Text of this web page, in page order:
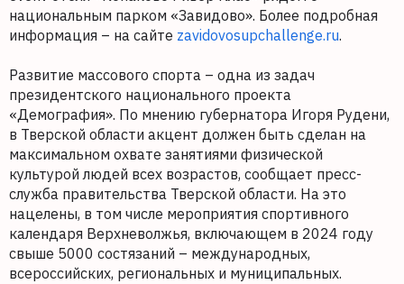
национальным парком «Завидово». Более подробная
информация – на сайте zavidovosupchallenge.ru.
Развитие массового спорта – одна из задач
президентского национального проекта
«Демография». По мнению губернатора Игоря Рудени,
в Тверской области акцент должен быть сделан на
максимальном охвате занятиями физической
культурой людей всех возрастов, сообщает пресс-
служба правительства Тверской области. На это
нацелены, в том числе мероприятия спортивного
календаря Верхневолжья, включающем в 2024 году
свыше 5000 состязаний – международных,
всероссийских, региональных и муниципальных.